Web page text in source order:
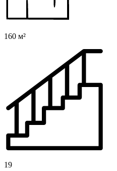
160 м²
19